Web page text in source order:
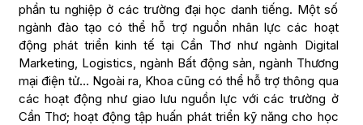
phần tu nghiệp ở các trường đại học danh tiếng. Một số
ngành đào tạo có thể hỗ trợ nguồn nhân lực các hoạt
động phát triển kinh tế tại Cần Thơ như ngành Digital
Marketing, Logistics, ngành Bất động sản, ngành Thương
mại điện tử… Ngoài ra, Khoa cũng có thể hỗ trợ thông qua
các hoạt động như giao lưu nguồn lực với các trường ở
Cần Thơ; hoạt động tập huấn phát triển kỹ năng cho học